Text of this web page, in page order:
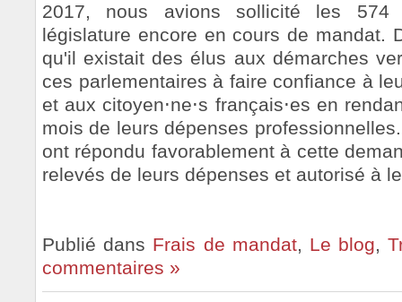
2017, nous avions sollicité les
législature encore en cours de mandat.
qu'il existait des élus aux démarches
ces parlementaires à faire confiance à
et aux citoyen⋅ne⋅s français⋅es en
mois de leurs dépenses
ont répondu favorablement à cette
relevés de leurs dépenses et autorisé à
Publié dans Frais de mandat, Le blog,
commentaires »